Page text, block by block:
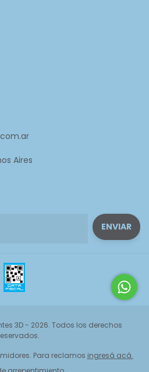
Aires
3D - 2026. Todos los derechos
Para reclamos ingresá acá.